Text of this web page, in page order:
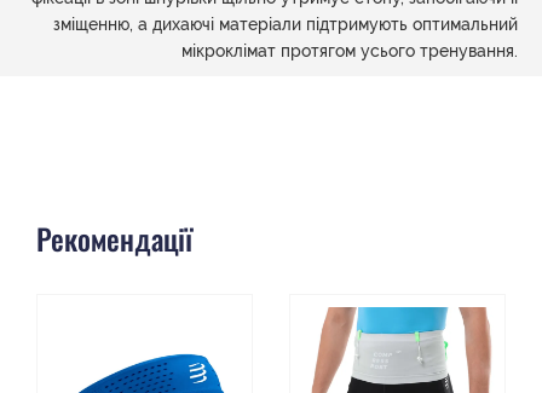
зміщенню, а дихаючі матеріали підтримують оптимальний
мікроклімат протягом усього тренування.
Рекомендації